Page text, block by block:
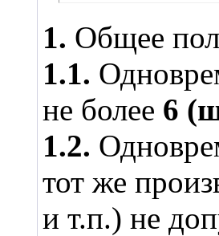
1. Общее
1.1.
не более 6
1.2.
тот же
и т.п.) не